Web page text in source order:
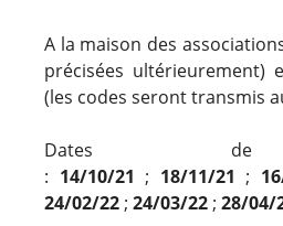
A la maison des
précisées ultérieurement)
(les codes seront transmis
Dates de
: 14/10/21 ; 18/11/21 ;
24/02/22 ; 24/03/22 ; 28/04/